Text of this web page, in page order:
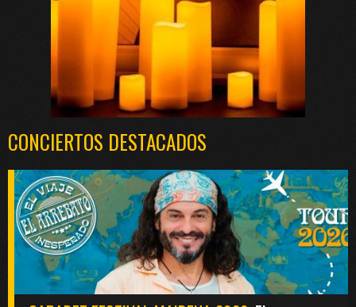
CONCIERTOS DESTACADOS